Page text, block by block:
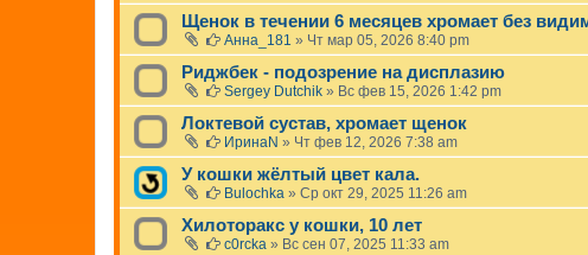
Щенок в течении 6 месяцев хромает без
Анна_181 » Чт мар 05, 2026 8:40 pm
Риджбек - подозрение на дисплазию
Sergey Dutchik » Вс фев 15, 2026 1:42 pm
Локтевой сустав, хромает щенок
ИринаN » Чт фев 12, 2026 7:38 am
У кошки жёлтый цвет кала.
Bulochka » Ср окт 29, 2025 11:26 am
Хилоторакс у кошки, 10 лет
c0rcka » Вс сен 07, 2025 11:33 am